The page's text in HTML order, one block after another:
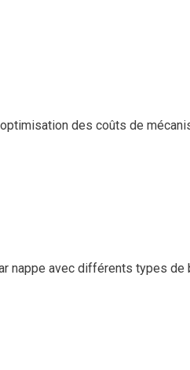
des coûts de
nappe avec différents types de